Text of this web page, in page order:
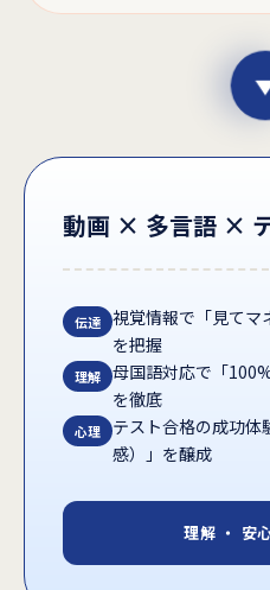
動画 × 多言語 ×
伝達
視覚情報で「見てマ
を把握
理解
母国語対応で「
を徹底
心理
テスト合格の成功体
感）」を醸成
理解 ・ 安